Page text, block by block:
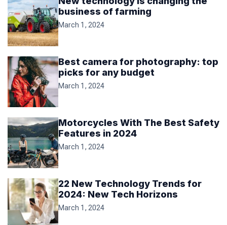
business of farming
March 1, 2024
Best camera for photography: top
picks for any budget
March 1, 2024
Motorcycles With The Best Safety
Features in 2024
March 1, 2024
22 New Technology Trends for
2024: New Tech Horizons
March 1, 2024